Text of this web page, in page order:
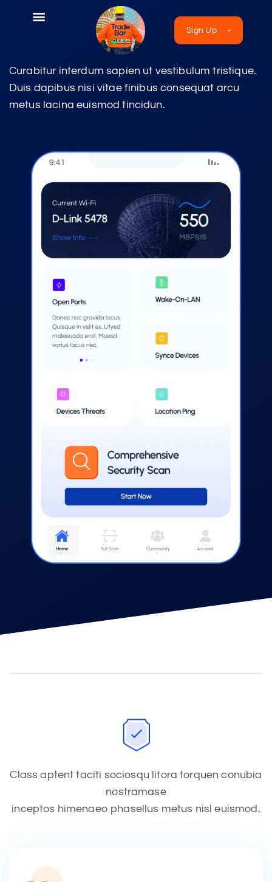
Sign Up
Curabitur interdum sapien ut vestibulum tristique.
Duis dapibus nisi vitae finibus consequat arcu
metus lacina euismod tincidun.
Class aptent taciti sociosqu litora torquen conubia
nostramase
inceptos himenaeo phasellus metus nisl euismod.